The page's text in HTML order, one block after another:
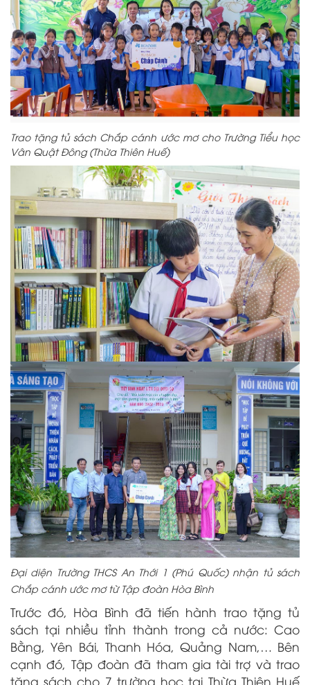
Trao tặng tủ sách Chắp cánh ước mơ cho Trường Tiểu học
Vân Quật Đông (Thừa Thiên Huế)
Đại diện Trường THCS An Thới 1 (Phú Quốc) nhận tủ sách
Chắp cánh ước mơ từ Tập đoàn Hòa Bình
Trước đó, Hòa Bình đã tiến hành trao tặng tủ
sách tại nhiều tỉnh thành trong cả nước: Cao
Bằng, Yên Bái, Thanh Hóa, Quảng Nam,… Bên
cạnh đó, Tập đoàn đã tham gia tài trợ và trao
tặng sách cho 7 trường học tại Thừa Thiên Huế